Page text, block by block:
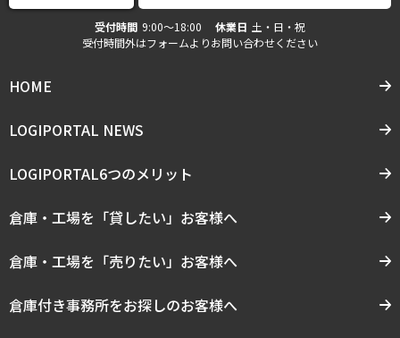
受付時間 9:00〜18:00 休業日 土・日・祝
受付時間外はフォームよりお問い合わせください
HOME
LOGIPORTAL NEWS
LOGIPORTAL6つのメリット
倉庫・工場を「貸したい」お客様へ
倉庫・工場を「売りたい」お客様へ
倉庫付き事務所をお探しのお客様へ